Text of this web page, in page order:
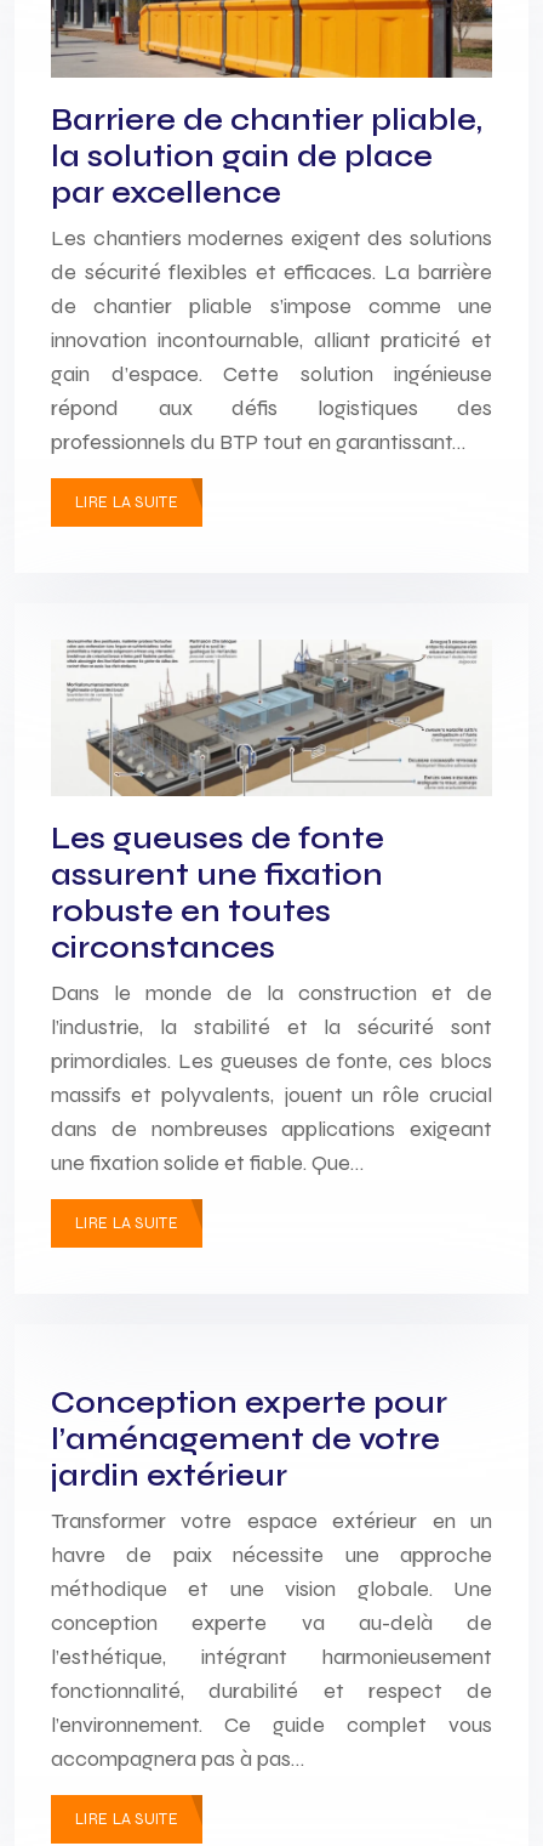
Barriere de chantier pliable,
la solution gain de place
par excellence
Les chantiers modernes exigent des solutions
de sécurité flexibles et efficaces. La barrière
de chantier pliable s’impose comme une
innovation incontournable, alliant praticité et
gain d’espace. Cette solution ingénieuse
répond aux défis logistiques des
professionnels du BTP tout en garantissant…
LIRE LA SUITE
Les gueuses de fonte
assurent une fixation
robuste en toutes
circonstances
Dans le monde de la construction et de
l’industrie, la stabilité et la sécurité sont
primordiales. Les gueuses de fonte, ces blocs
massifs et polyvalents, jouent un rôle crucial
dans de nombreuses applications exigeant
une fixation solide et fiable. Que…
LIRE LA SUITE
Conception experte pour
l’aménagement de votre
jardin extérieur
Transformer votre espace extérieur en un
havre de paix nécessite une approche
méthodique et une vision globale. Une
conception experte va au-delà de
l’esthétique, intégrant harmonieusement
fonctionnalité, durabilité et respect de
l’environnement. Ce guide complet vous
accompagnera pas à pas…
LIRE LA SUITE